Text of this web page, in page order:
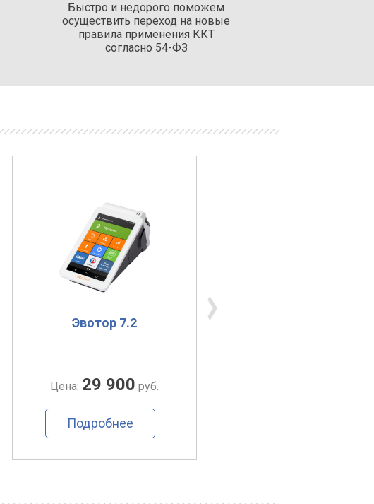
Быстро и недорого поможем
осуществить переход на новые
правила применения ККТ
согласно 54-ФЗ
Эвотор 7.2
Цена: 29 900 руб.
Подробнее